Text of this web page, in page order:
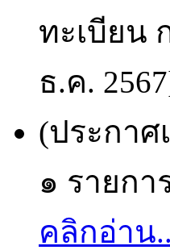
ทะเบียน
ธ.ค.
(ประกา
๑ รายกา
คลิกอ่าน